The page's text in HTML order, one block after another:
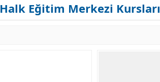
Eğitim Merkezi Kursları